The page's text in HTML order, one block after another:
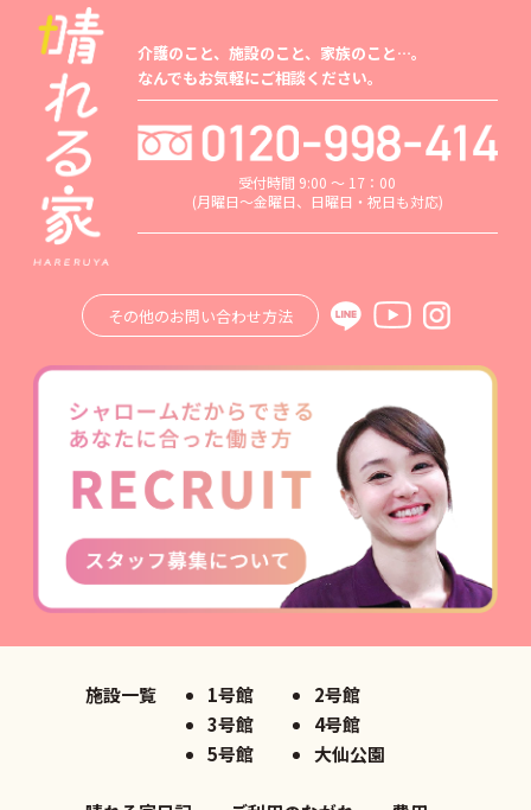
介護のこと、施設のこと、家族のこと…。
なんでもお気軽にご相談ください。
受付時間 9:00 ～ 17：00
(月曜日～金曜日、日曜日・祝日も対応)
その他のお問い合わせ方法
施設一覧 1号館
2号館
3号館
4号館
5号館
大仙公園